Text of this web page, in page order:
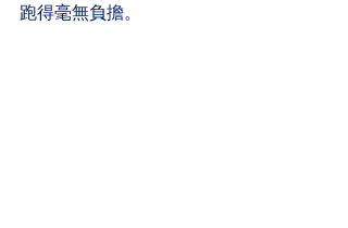
跑得毫無負擔。